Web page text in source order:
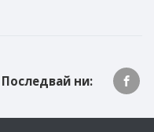
Последвай ни: